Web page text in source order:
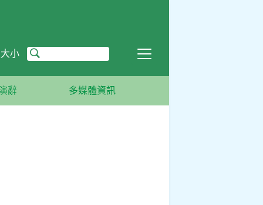
辭 多媒體資訊
小